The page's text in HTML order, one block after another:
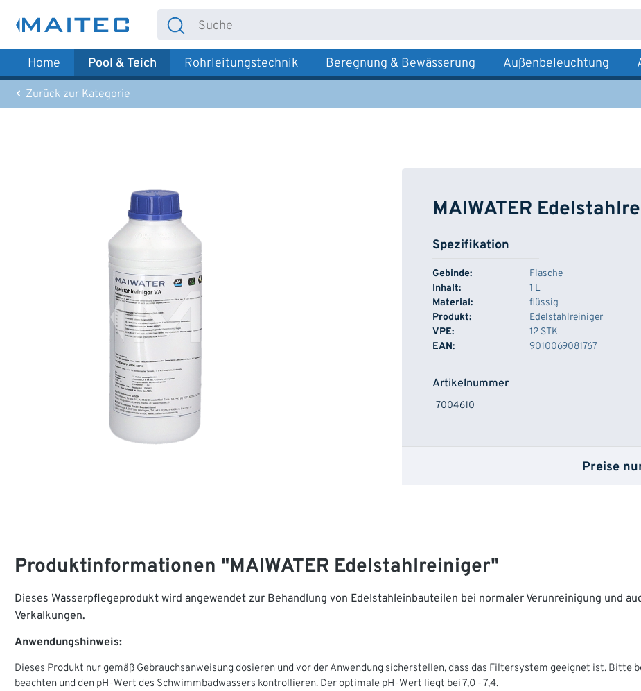
Hauptinhalt springen
Zur Suche springen
Zur Hauptnavigation springen
Home Pool & Teich Rohrleitungstechnik Beregnung & Bewässerung Außenbeleuchtung
Zurück zur Kategorie
MAIWATER
Spezifikation
Gebinde:
Flasche
Inhalt:
1 L
Material:
flüssig
Produkt:
Edelstahlreiniger
VPE:
12 STK
EAN:
9010069081767
Artikelnummer
7004610
Preise
Produktinformationen "MAIWATER Edelstahlreiniger"
Dieses Wasserpflegeprodukt wird angewendet zur Behandlung von Edelstahleinbauteilen bei normaler Verunreinigung und
Verkalkungen.
Anwendungshinweis:
Dieses Produkt nur gemäß Gebrauchsanweisung dosieren und vor der Anwendung sicherstellen, dass das Filtersystem geeignet ist. Bitte
beachten und den pH-Wert des Schwimmbadwassers kontrollieren. Der optimale pH-Wert liegt bei 7,0 - 7,4.